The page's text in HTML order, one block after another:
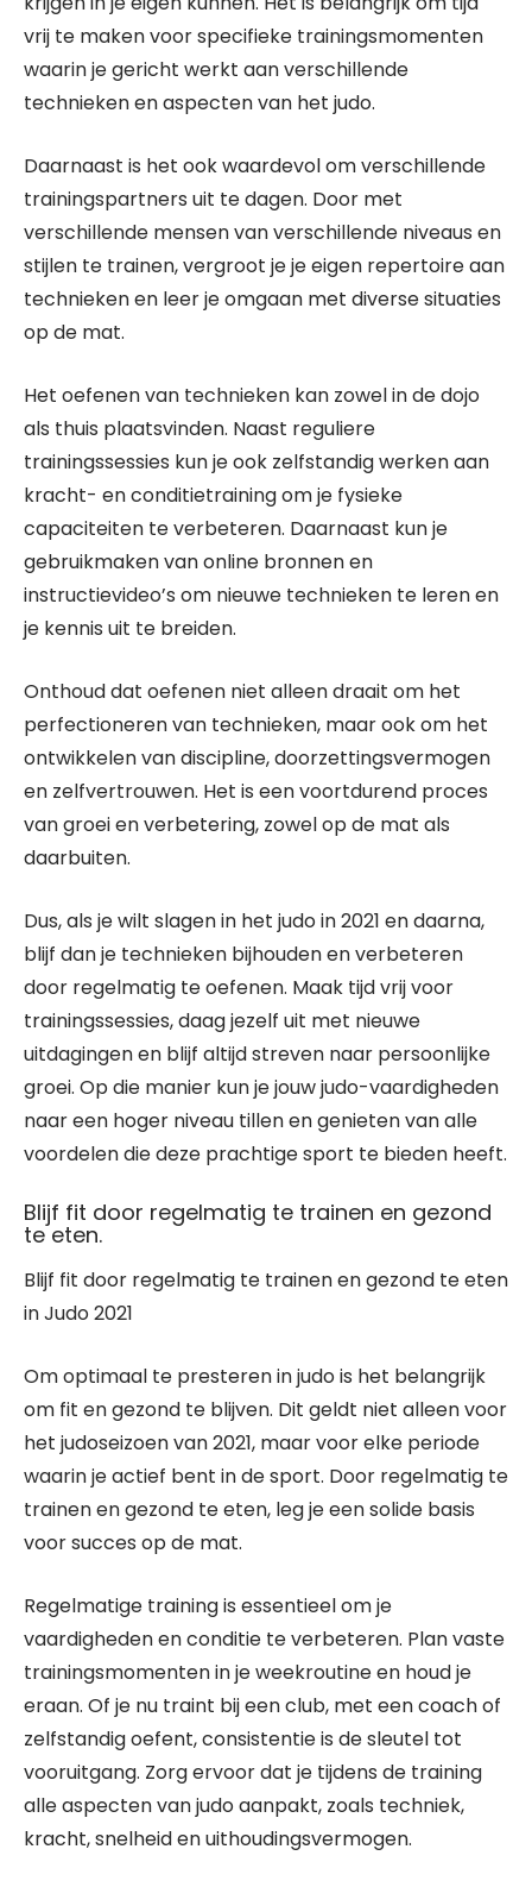
vrij te maken voor specifieke trainingsmomenten
waarin je gericht werkt aan verschillende
technieken en aspecten van het judo.
Daarnaast is het ook waardevol om verschillende
trainingspartners uit te dagen. Door met
verschillende mensen van verschillende niveaus en
stijlen te trainen, vergroot je je eigen repertoire aan
technieken en leer je omgaan met diverse situaties
op de mat.
Het oefenen van technieken kan zowel in de dojo
als thuis plaatsvinden. Naast reguliere
trainingssessies kun je ook zelfstandig werken aan
kracht- en conditietraining om je fysieke
capaciteiten te verbeteren. Daarnaast kun je
gebruikmaken van online bronnen en
instructievideo’s om nieuwe technieken te leren en
je kennis uit te breiden.
Onthoud dat oefenen niet alleen draait om het
perfectioneren van technieken, maar ook om het
ontwikkelen van discipline, doorzettingsvermogen
en zelfvertrouwen. Het is een voortdurend proces
van groei en verbetering, zowel op de mat als
daarbuiten.
Dus, als je wilt slagen in het judo in 2021 en daarna,
blijf dan je technieken bijhouden en verbeteren
door regelmatig te oefenen. Maak tijd vrij voor
trainingssessies, daag jezelf uit met nieuwe
uitdagingen en blijf altijd streven naar persoonlijke
groei. Op die manier kun je jouw judo-vaardigheden
naar een hoger niveau tillen en genieten van alle
voordelen die deze prachtige sport te bieden heeft.
Blijf fit door regelmatig te trainen en gezond
te eten.
Blijf fit door regelmatig te trainen en gezond te eten
in Judo 2021
Om optimaal te presteren in judo is het belangrijk
om fit en gezond te blijven. Dit geldt niet alleen voor
het judoseizoen van 2021, maar voor elke periode
waarin je actief bent in de sport. Door regelmatig te
trainen en gezond te eten, leg je een solide basis
voor succes op de mat.
Regelmatige training is essentieel om je
vaardigheden en conditie te verbeteren. Plan vaste
trainingsmomenten in je weekroutine en houd je
eraan. Of je nu traint bij een club, met een coach of
zelfstandig oefent, consistentie is de sleutel tot
vooruitgang. Zorg ervoor dat je tijdens de training
alle aspecten van judo aanpakt, zoals techniek,
kracht, snelheid en uithoudingsvermogen.